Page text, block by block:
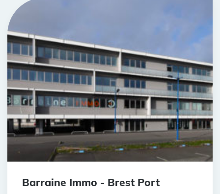
Barraine Immo - Brest Port